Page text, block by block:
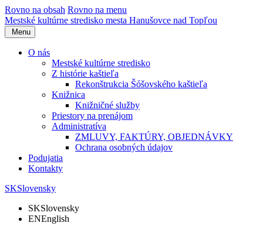
Rovno na obsah Rovno na menu
Mestské kultúrne stredisko mesta Hanušovce nad Topľou
Menu
O nás
Mestské kultúrne stredisko
Z histórie kaštieľa
Rekonštrukcia Šóšovského kaštieľa
Knižnica
Knižničné služby
Priestory na prenájom
Administratíva
ZMLUVY, FAKTÚRY, OBJEDNÁVKY
Ochrana osobných údajov
Podujatia
Kontakty
SKSlovensky
SKSlovensky
ENEnglish